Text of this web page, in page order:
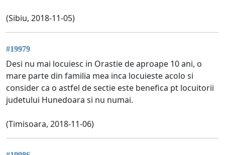
(Sibiu, 2018-11-05)
#19979
Desi nu mai locuiesc in Orastie de aproape 10 ani, o
mare parte din familia mea inca locuieste acolo si
consider ca o astfel de sectie este benefica pt locuitorii
judetului Hunedoara si nu numai.
(Timisoara, 2018-11-06)